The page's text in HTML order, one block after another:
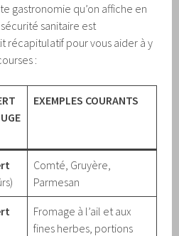
gastronomie qu’on affiche en
sanitaire est
récapitulatif pour vous aider à y
:
EXEMPLES COURANTS
Comté, Gruyère,
Parmesan
Fromage à l’ail et aux
fines herbes, portions